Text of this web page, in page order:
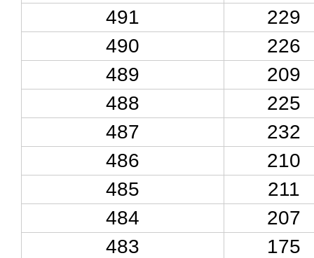
491
229
490
226
489
209
488
225
487
232
486
210
485
211
484
207
483
175